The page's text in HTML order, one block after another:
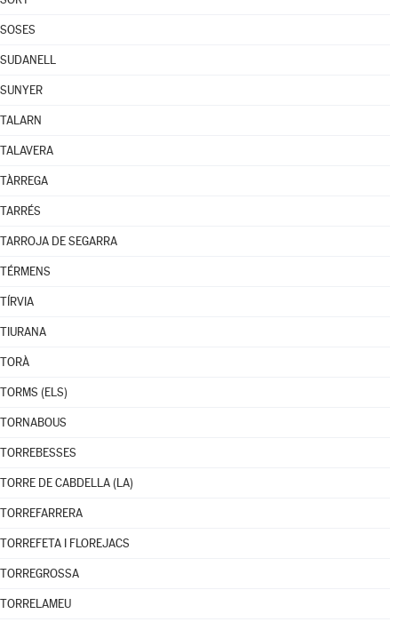
SOSES
SUDANELL
SUNYER
TALARN
TALAVERA
TÀRREGA
TARRÉS
TARROJA DE SEGARRA
TÉRMENS
TÍRVIA
TIURANA
TORÀ
TORMS (ELS)
TORNABOUS
TORREBESSES
TORRE DE CABDELLA (LA)
TORREFARRERA
TORREFETA I FLOREJACS
TORREGROSSA
TORRELAMEU